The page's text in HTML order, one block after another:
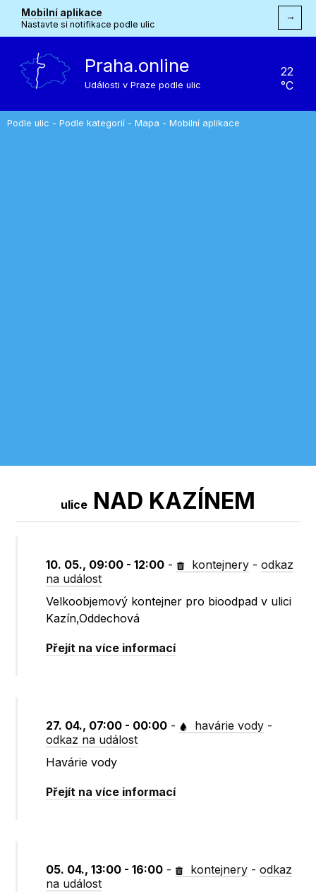
Mobilní aplikace
Nastavte si notifikace podle ulic
→
Praha.online
Události v Praze podle ulic
22
°C
Podle ulic - Podle kategorií - Mapa - Mobilní aplikace
ulice NAD KAZÍNEM
10. 05., 09:00 - 12:00 - kontejnery -odkaz
na událost
Velkoobjemový kontejner pro bioodpad v ulici
Kazín,Oddechová
Přejít na více informací
27. 04., 07:00 - 00:00 - havárie vody -
odkaz na událost
Havárie vody
Přejít na více informací
05. 04., 13:00 - 16:00 - kontejnery -odkaz
na událost